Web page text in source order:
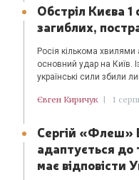
Обстріл Києва
загиблих,
Росія кількома
основний удар на Київ.
українські сили збили
Євген Киричук | 1
Сергій «Флеш»
адаптується до
має відповісти